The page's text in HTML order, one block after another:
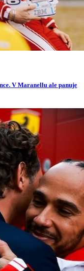
V Maranellu ale panuje